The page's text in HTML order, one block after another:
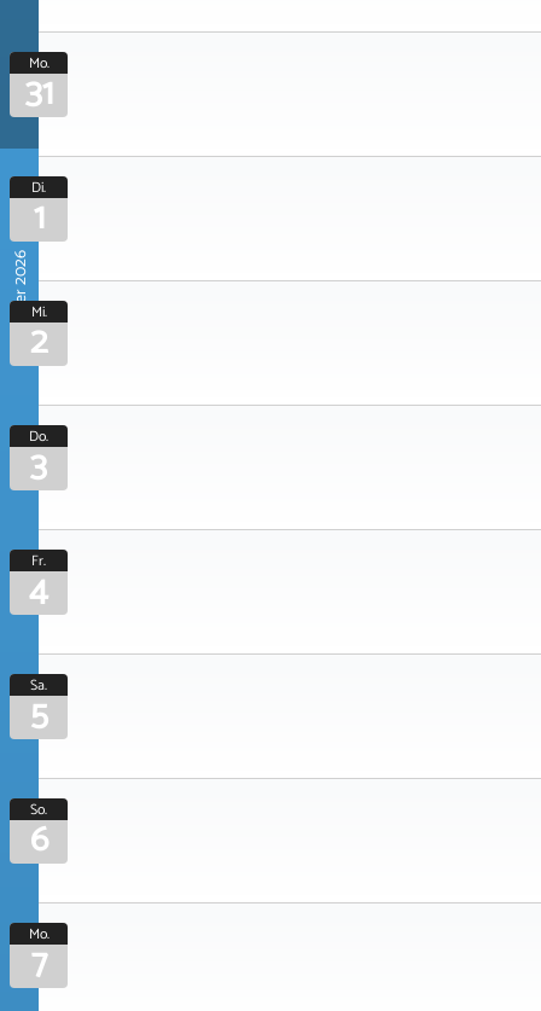
Mo.
31
September 2026
Di.
1
Mi.
2
Do.
3
Fr.
4
Sa.
5
So.
6
Mo.
7